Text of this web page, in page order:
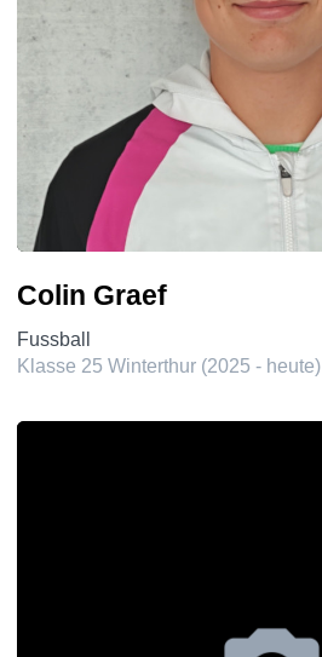
Colin Graef
Fussball
Klasse 25 Winterthur (2025 - heute)